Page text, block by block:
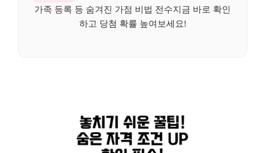
가족 등록 등 숨겨진 가점 비법 전수지금 바로 확인
하고 당첨 확률 높여보세요!